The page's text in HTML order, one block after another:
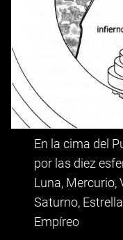
En la cima del
por las diez
Luna, Mercurio,
Saturno,
Empíreo